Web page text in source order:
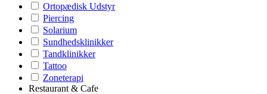
Ortopædisk Udstyr
Piercing
Solarium
Sundhedsklinikker
Tandklinikker
Tattoo
Zoneterapi
Restaurant & Cafe